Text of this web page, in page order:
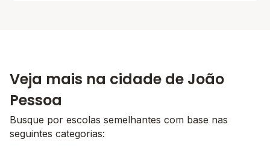
Veja mais na cidade de João
Pessoa
Busque por escolas semelhantes com base nas
seguintes categorias: